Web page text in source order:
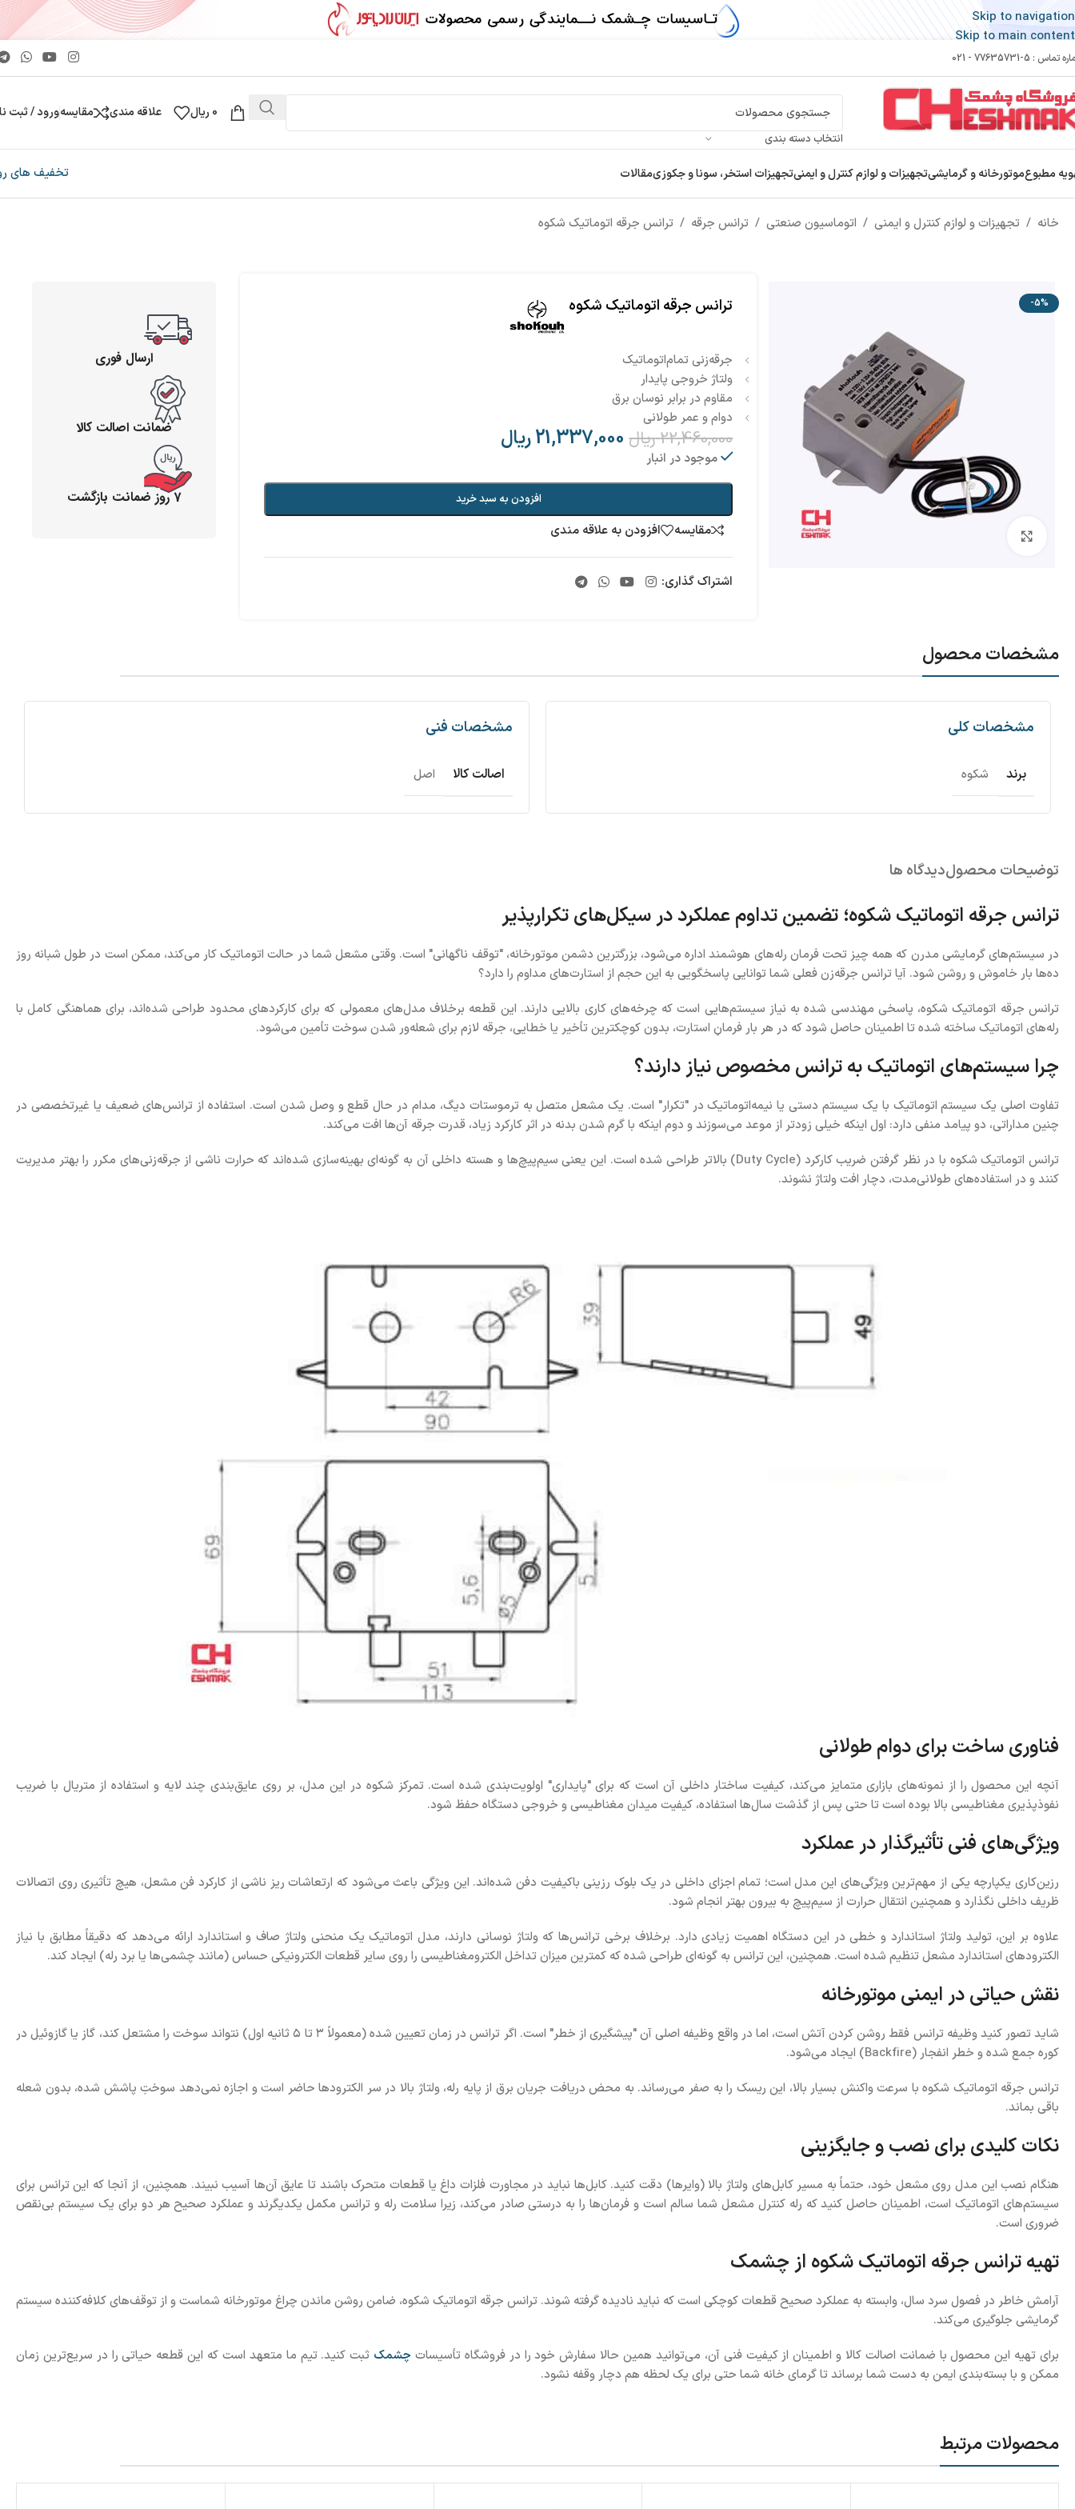
Skip to navigation
Skip to main content
تماس : 5-77635731 - 021
انتخاب دسته بندی
0 ریال علاقه مندی مقایسهورود / ثبت
مطبوعموتورخانه و گرمایشیتجهیزات و لوازم کنترل و ایمنیتجهیزات استخر، سونا و جکوزیمقالات تخفیف های
خانه / تجهیزات و لوازم کنترل و ایمنی / اتوماسیون صنعتی / ترانس جرقه / ترانس جرقه اتوماتیک شکوه
-5% ترانس جرقه اتوماتیک شکوه
جرقه‌زنی تمام‌اتوماتیک
ولتاژ خروجی پایدار
مقاوم در برابر نوسان برق
دوام و عمر طولانی
22,460,000ریال 21,337,000ریال
موجود در انبار
افزودن به سبد خرید
مقایسه افزودن به علاقه مندی
اشتراک گذاری:
ارسال فوری
ضمانت اصالت کالا
7 روز ضمانت بازگشت
مشخصات محصول
مشخصات کلی
برند شکوه
مشخصات فنی
اصالت کالا اصل
توضیحات محصولدیدگاه ها
ترانس جرقه اتوماتیک شکوه؛ تضمین تداوم عملکرد در سیکل‌های تکرارپذیر
در سیستم‌های گرمایشی مدرن که همه چیز تحت فرمان رله‌های هوشمند اداره می‌شود، بزرگترین دشمن موتورخانه، "توقف ناگهانی" است. وقتی مشعل شما در حالت اتوماتیک کار می‌کند، ممکن است در طول شبانه روز
ده‌ها بار خاموش و روشن شود. آیا ترانس جرقه‌زن فعلی شما توانایی پاسخگویی به این حجم از استارت‌های مداوم را دارد؟
ترانس جرقه اتوماتیک شکوه، پاسخی مهندسی شده به نیاز سیستم‌هایی است که چرخه‌های کاری بالایی دارند. این قطعه برخلاف مدل‌های معمولی که برای کارکردهای محدود طراحی شده‌اند، برای هماهنگی کامل با
رله‌های اتوماتیک ساخته شده تا اطمینان حاصل شود که در هر بار فرمانِ استارت، بدون کوچکترین تأخیر یا خطایی، جرقه لازم برای شعله‌ور شدن سوخت تأمین می‌شود.
چرا سیستم‌های اتوماتیک به ترانس مخصوص نیاز دارند؟
تفاوت اصلی یک سیستم اتوماتیک با یک سیستم دستی یا نیمه‌اتوماتیک در "تکرار" است. یک مشعل متصل به ترموستات دیگ، مدام در حال قطع و وصل شدن است. استفاده از ترانس‌های ضعیف یا غیرتخصصی در
چنین مداراتی، دو پیامد منفی دارد: اول اینکه خیلی زودتر از موعد می‌سوزند و دوم اینکه با گرم شدن بدنه در اثر کارکرد زیاد، قدرت جرقه آن‌ها افت می‌کند.
ترانس اتوماتیک شکوه با در نظر گرفتن ضریب کارکرد (Duty Cycle) بالاتر طراحی شده است. این یعنی سیم‌پیچ‌ها و هسته داخلی آن به گونه‌ای بهینه‌سازی شده‌اند که حرارت ناشی از جرقه‌زنی‌های مکرر را بهتر مدیریت
کنند و در استفاده‌های طولانی‌مدت، دچار افت ولتاژ نشوند.
فناوری ساخت برای دوام طولانی
آنچه این محصول را از نمونه‌های بازاری متمایز می‌کند، کیفیت ساختار داخلی آن است که برای "پایداری" اولویت‌بندی شده است. تمرکز شکوه در این مدل، بر روی عایق‌بندی چند لایه و استفاده از متریال با ضریب
نفوذپذیری مغناطیسی بالا بوده است تا حتی پس از گذشت سال‌ها استفاده، کیفیت میدان مغناطیسی و خروجی دستگاه حفظ شود.
ویژگی‌های فنی تأثیرگذار در عملکرد
رزین‌کاری یکپارچه یکی از مهم‌ترین ویژگی‌های این مدل است؛ تمام اجزای داخلی در یک بلوک رزینی باکیفیت دفن شده‌اند. این ویژگی باعث می‌شود که ارتعاشات ریز ناشی از کارکرد فن مشعل، هیچ تأثیری روی اتصالات
ظریف داخلی نگذارد و همچنین انتقال حرارت از سیم‌پیچ به بیرون بهتر انجام شود.
علاوه بر این، تولید ولتاژ استاندارد و خطی در این دستگاه اهمیت زیادی دارد. برخلاف برخی ترانس‌ها که ولتاژ نوسانی دارند، مدل اتوماتیک یک منحنی ولتاژ صاف و استاندارد ارائه می‌دهد که دقیقاً مطابق با نیاز
الکترودهای استاندارد مشعل تنظیم شده است. همچنین، این ترانس به گونه‌ای طراحی شده که کمترین میزان تداخل الکترومغناطیسی را روی سایر قطعات الکترونیکی حساس (مانند چشمی‌ها یا برد رله) ایجاد کند.
نقش حیاتی در ایمنی موتورخانه
شاید تصور کنید وظیفه ترانس فقط روشن کردن آتش است، اما در واقع وظیفه اصلی آن "پیشگیری از خطر" است. اگر ترانس در زمان تعیین شده (معمولاً ۳ تا ۵ ثانیه اول) نتواند سوخت را مشتعل کند، گاز یا گازوئیل در
کوره جمع شده و خطر انفجار (Backfire) ایجاد می‌شود.
ترانس جرقه اتوماتیک شکوه با سرعت واکنش بسیار بالا، این ریسک را به صفر می‌رساند. به محض دریافت جریان برق از پایه رله، ولتاژ بالا در سر الکترودها حاضر است و اجازه نمی‌دهد سوختِ پاشش شده، بدون شعله
باقی بماند.
نکات کلیدی برای نصب و جایگزینی
هنگام نصب این مدل روی مشعل خود، حتماً به مسیر کابل‌های ولتاژ بالا (وایرها) دقت کنید. کابل‌ها نباید در مجاورت فلزات داغ یا قطعات متحرک باشند تا عایق آن‌ها آسیب نبیند. همچنین، از آنجا که این ترانس برای
سیستم‌های اتوماتیک است، اطمینان حاصل کنید که رله کنترل مشعل شما سالم است و فرمان‌ها را به درستی صادر می‌کند، زیرا سلامت رله و ترانس مکمل یکدیگرند و عملکرد صحیح هر دو برای یک سیستم بی‌نقص
ضروری است.
تهیه ترانس جرقه اتوماتیک شکوه از چشمک
آرامش خاطر در فصول سرد سال، وابسته به عملکرد صحیح قطعات کوچکی است که نباید نادیده گرفته شوند. ترانس جرقه اتوماتیک شکوه، ضامن روشن ماندن چراغ موتورخانه شماست و از توقف‌های کلافه‌کننده سیستم
گرمایشی جلوگیری می‌کند.
برای تهیه این محصول با ضمانت اصالت کالا و اطمینان از کیفیت فنی آن، می‌توانید همین حالا سفارش خود را در فروشگاه تأسیسات چشمک ثبت کنید. تیم ما متعهد است که این قطعه حیاتی را در سریع‌ترین زمان
ممکن و با بسته‌بندی ایمن به دست شما برساند تا گرمای خانه شما حتی برای یک لحظه هم دچار وقفه نشود.
محصولات مرتبط